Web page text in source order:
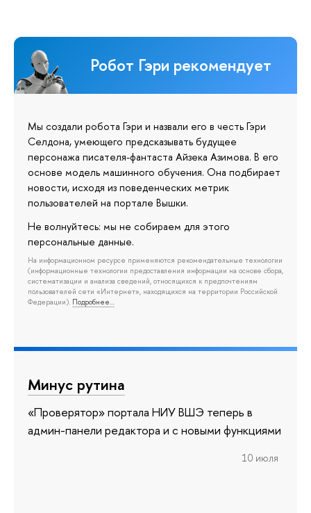
Робот Гэри рекомендует
Мы создали робота Гэри и назвали его в честь Гэри
Селдона, умеющего предсказывать будущее
персонажа писателя-фантаста Айзека Азимова. В его
основе модель машинного обучения. Она подбирает
новости, исходя из поведенческих метрик
пользователей на портале Вышки.
Не волнуйтесь: мы не собираем для этого
персональные данные.
На информационном ресурсе применяются рекомендательные технологии
(информационные технологии предоставления информации на основе сбора,
систематизации и анализа сведений, относящихся к предпочтениям
пользователей сети «Интернет», находящихся на территории Российской
Федерации). Подробнее…
Минус рутина
«Проверятор» портала НИУ ВШЭ теперь в
админ-панели редактора и с новыми функциями
10 июля